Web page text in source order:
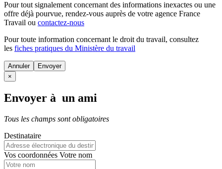
Pour tout signalement concernant des informations inexactes ou une
offre déjà pourvue, rendez-vous auprès de votre agence France
Travail ou contactez-nous
Pour toute information concernant le droit du travail, consultez
les fiches pratiques du Ministère du travail
Annuler
×
Envoyer à un ami
Tous les champs sont obligatoires
Destinataire
Vos coordonnées Votre nom